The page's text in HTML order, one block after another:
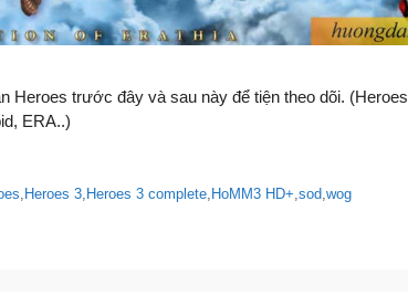
Heroes trước đây và sau này để tiện theo dõi.
ERA..)
Heroes 3 Heroes 3 complete HoMM3 HD+ ,sod ,wog